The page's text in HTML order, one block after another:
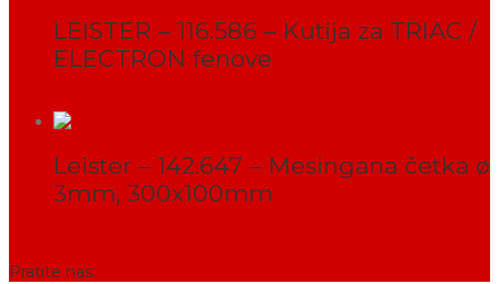
LEISTER – 116.586 – Kutija za TRIAC /
ELECTRON fenove
Leister – 142.647 – Mesingana četka ø
3mm, 300x100mm
Pratite nas: